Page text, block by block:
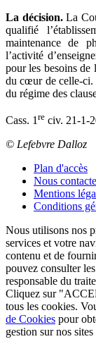
La décision.La
qualifié
maintenance de
l’activité
pour les besoins de
du cœur de celle-ci.
du régime des
Cass. 1 re civ. 21-1-
© Lefebvre Dalloz
Plan d'accès
Nous
Mentions
Conditions
Nous utilisons nos
services et votre
contenu et de
pouvez consulter
responsable du
Cliquez sur
tous les cookies.
de Cookies pour
gestion sur nos sites